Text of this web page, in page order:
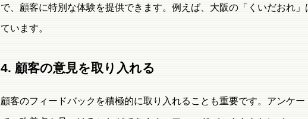
で、顧客に特別な体験を提供できます。例えば、大阪の「くいだおれ
ています。
4. 顧客の意見を取り入れる
顧客のフィードバックを積極的に取り入れることも重要です。アンケ